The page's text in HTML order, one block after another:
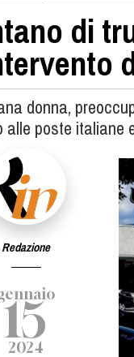
di
donna,
alle poste
Redazione
15
2024